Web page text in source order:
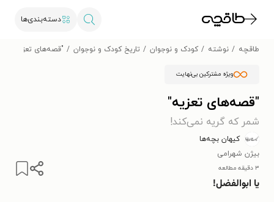
دسته‌بندی‌ها
طاقچه نوشته کودک و نوجوان تاریخ کودک و نوجوان "قصه‌های تعزیه"
ویژه مشترکین بی‌نهایت
"قصه‌های تعزیه"
شمر که گریه نمی‌کند!
کیهان بچه‌ها
بیژن شهرامی
۳ دقیقه مطالعه
یا ابوالفضل!